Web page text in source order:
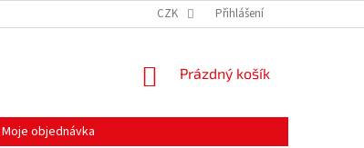
OSOBNÍCH ÚDAJŮ HODNOCENÍ OBCHODU
CZK Přihlášení
NÁKUPNÍ
Prázdný košík
Moje objednávka